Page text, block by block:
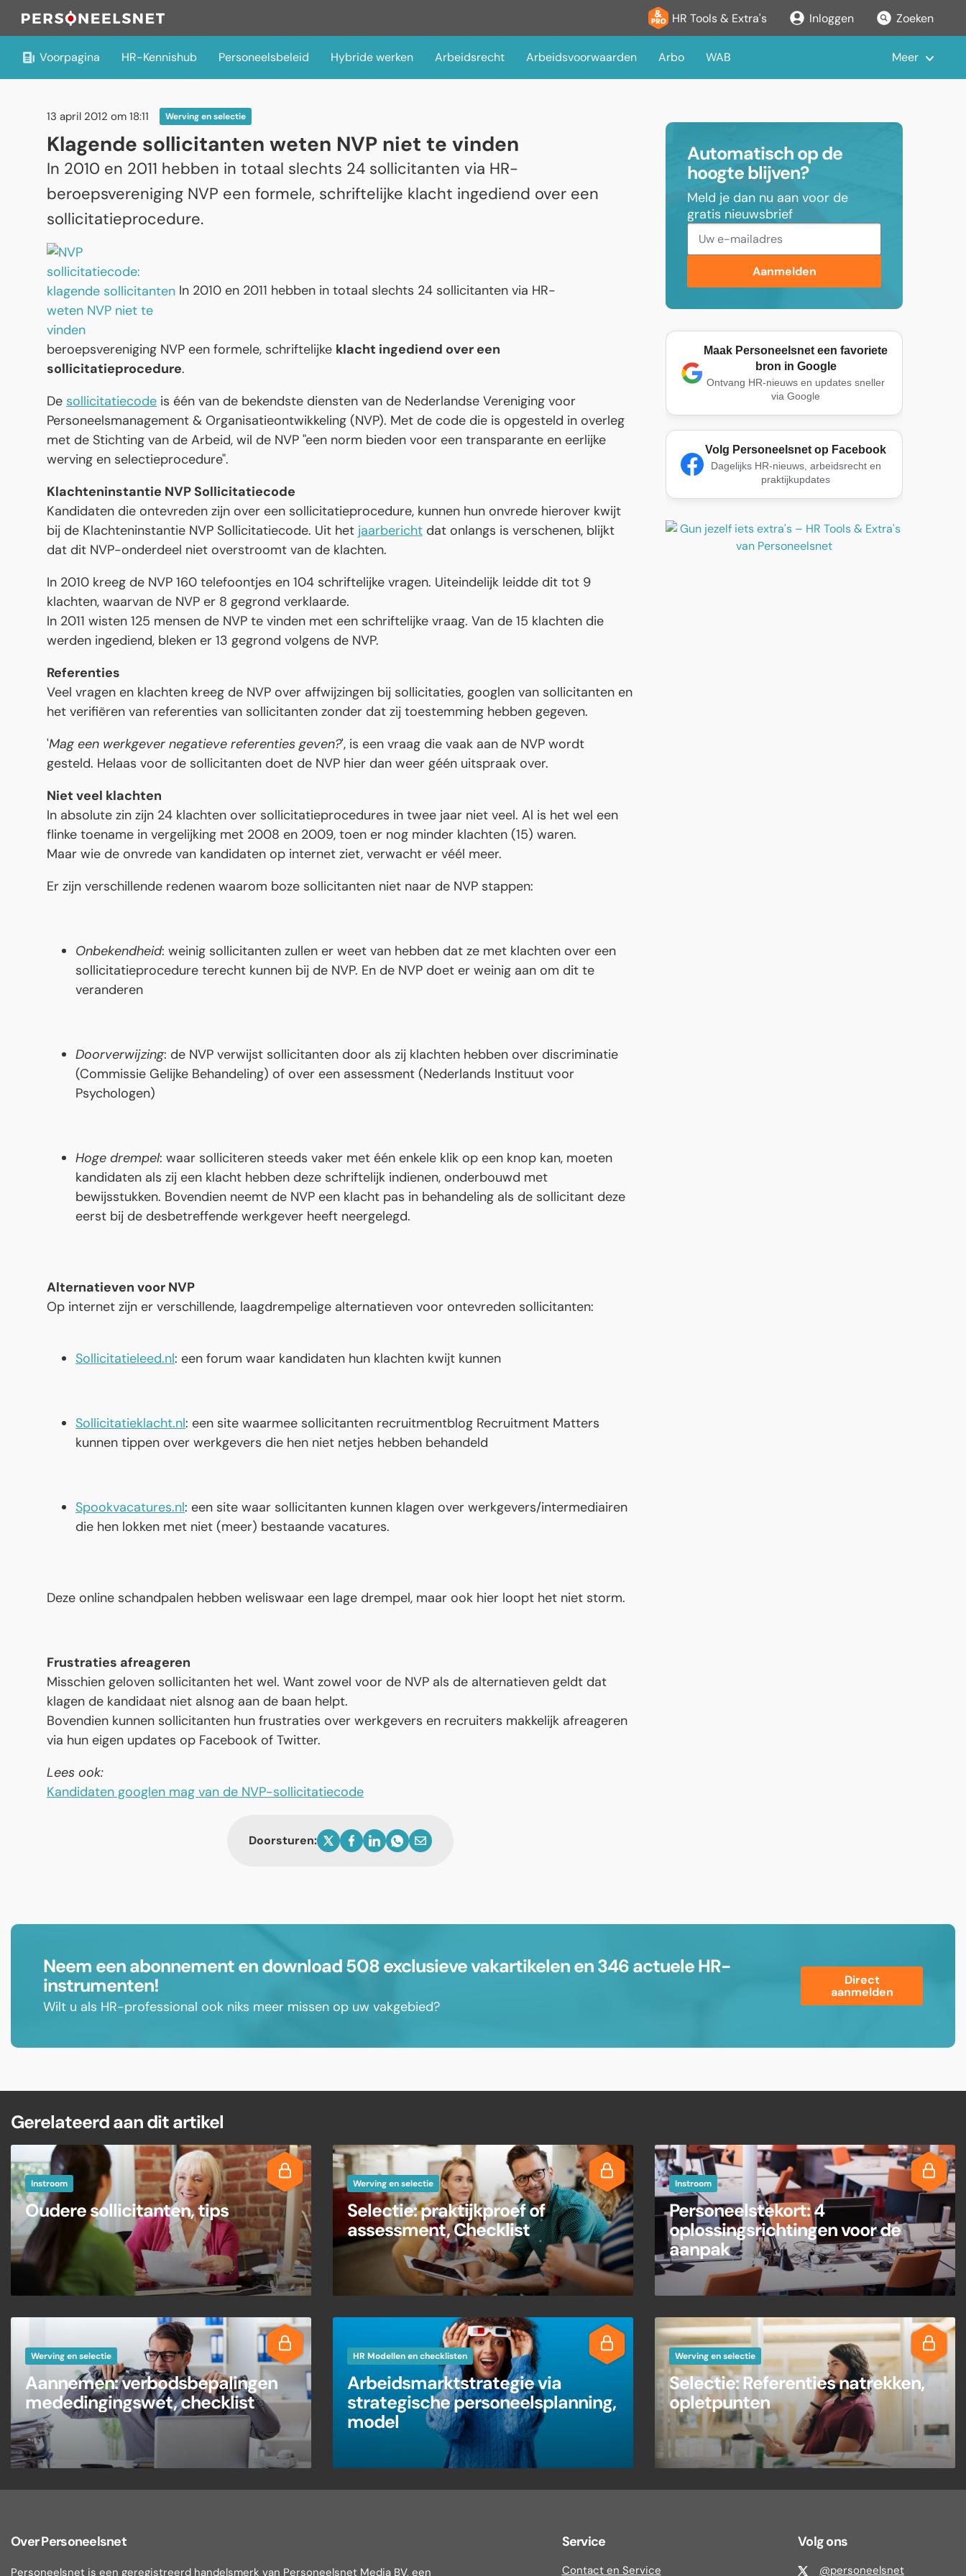
HR Tools & Extra's Inloggen Zoeken
Voorpagina HR-Kennishub Personeelsbeleid Hybride werken Arbeidsrecht Arbeidsvoorwaarden Arbo WAB Meer
13 april 2012 om 18:11 Werving en selectie
Klagende sollicitanten weten NVP niet te vinden
In 2010 en 2011 hebben in totaal slechts 24 sollicitanten via HR-
beroepsvereniging NVP een formele, schriftelijke klacht ingediend over een
sollicitatieprocedure.
In 2010 en 2011 hebben in totaal slechts 24 sollicitanten via HR-
beroepsvereniging NVP een formele, schriftelijke klacht ingediend over een
sollicitatieprocedure.
De sollicitatiecode is één van de bekendste diensten van de Nederlandse Vereniging voor
Personeelsmanagement & Organisatieontwikkeling (NVP). Met de code die is opgesteld in overleg
met de Stichting van de Arbeid, wil de NVP "een norm bieden voor een transparante en eerlijke
werving en selectieprocedure".
Klachteninstantie NVP Sollicitatiecode
Kandidaten die ontevreden zijn over een sollicitatieprocedure, kunnen hun onvrede hierover kwijt
bij de Klachteninstantie NVP Sollicitatiecode. Uit het jaarbericht dat onlangs is verschenen, blijkt
dat dit NVP-onderdeel niet overstroomt van de klachten.
In 2010 kreeg de NVP 160 telefoontjes en 104 schriftelijke vragen. Uiteindelijk leidde dit tot 9
klachten, waarvan de NVP er 8 gegrond verklaarde.
In 2011 wisten 125 mensen de NVP te vinden met een schriftelijke vraag. Van de 15 klachten die
werden ingediend, bleken er 13 gegrond volgens de NVP.
Referenties
Veel vragen en klachten kreeg de NVP over affwijzingen bij sollicitaties, googlen van sollicitanten en
het verifiëren van referenties van sollicitanten zonder dat zij toestemming hebben gegeven.
'Mag een werkgever negatieve referenties geven?', is een vraag die vaak aan de NVP wordt
gesteld. Helaas voor de sollicitanten doet de NVP hier dan weer géén uitspraak over.
Niet veel klachten
In absolute zin zijn 24 klachten over sollicitatieprocedures in twee jaar niet veel. Al is het wel een
flinke toename in vergelijking met 2008 en 2009, toen er nog minder klachten (15) waren.
Maar wie de onvrede van kandidaten op internet ziet, verwacht er véél meer.
Er zijn verschillende redenen waarom boze sollicitanten niet naar de NVP stappen:
Onbekendheid: weinig sollicitanten zullen er weet van hebben dat ze met klachten over een
sollicitatieprocedure terecht kunnen bij de NVP. En de NVP doet er weinig aan om dit te
veranderen
Doorverwijzing: de NVP verwijst sollicitanten door als zij klachten hebben over discriminatie
(Commissie Gelijke Behandeling) of over een assessment (Nederlands Instituut voor
Psychologen)
Hoge drempel: waar solliciteren steeds vaker met één enkele klik op een knop kan, moeten
kandidaten als zij een klacht hebben deze schriftelijk indienen, onderbouwd met
bewijsstukken. Bovendien neemt de NVP een klacht pas in behandeling als de sollicitant deze
eerst bij de desbetreffende werkgever heeft neergelegd.
Alternatieven voor NVP
Op internet zijn er verschillende, laagdrempelige alternatieven voor ontevreden sollicitanten:
Sollicitatieleed.nl: een forum waar kandidaten hun klachten kwijt kunnen
Sollicitatieklacht.nl: een site waarmee sollicitanten recruitmentblog Recruitment Matters
kunnen tippen over werkgevers die hen niet netjes hebben behandeld
Spookvacatures.nl: een site waar sollicitanten kunnen klagen over werkgevers/intermediairen
die hen lokken met niet (meer) bestaande vacatures.
Deze online schandpalen hebben weliswaar een lage drempel, maar ook hier loopt het niet storm.
Frustraties afreageren
Misschien geloven sollicitanten het wel. Want zowel voor de NVP als de alternatieven geldt dat
klagen de kandidaat niet alsnog aan de baan helpt.
Bovendien kunnen sollicitanten hun frustraties over werkgevers en recruiters makkelijk afreageren
via hun eigen updates op Facebook of Twitter.
Lees ook:
Kandidaten googlen mag van de NVP-sollicitatiecode
Doorsturen:
Automatisch op de
hoogte blijven?
Meld je dan nu aan voor de
gratis nieuwsbrief
Aanmelden
Maak Personeelsnet een favoriete
bron in Google
Ontvang HR-nieuws en updates sneller
via Google
Volg Personeelsnet op Facebook
Dagelijks HR-nieuws, arbeidsrecht en
praktijkupdates
Neem een abonnement en download 508 exclusieve vakartikelen en 346 actuele HR-
instrumenten!
Wilt u als HR-professional ook niks meer missen op uw vakgebied?
Direct
aanmelden
Gerelateerd aan dit artikel
Instroom
Oudere sollicitanten, tips
Werving en selectie
Selectie: praktijkproef of
assessment, Checklist
Instroom
Personeelstekort: 4
oplossingsrichtingen voor de
aanpak
Werving en selectie
Aannemen: verbodsbepalingen
mededingingswet, checklist
HR Modellen en checklisten
Arbeidsmarktstrategie via
strategische personeelsplanning,
model
Werving en selectie
Selectie: Referenties natrekken,
opletpunten
Over Personeelsnet
Personeelsnet is een geregistreerd handelsmerk van Personeelsnet Media BV, een
Service
Contact en Service
Volg ons
@personeelsnet